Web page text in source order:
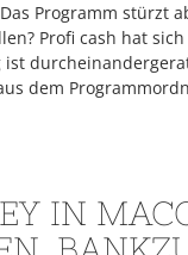
Programm stürzt
Profi cash hat
aus dem
IN